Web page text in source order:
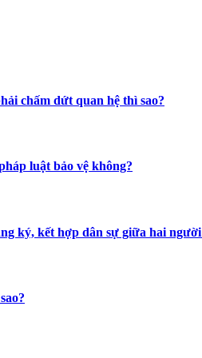
chấm dứt quan hệ thì sao?
luật bảo vệ không?
ký, kết hợp dân sự giữa hai